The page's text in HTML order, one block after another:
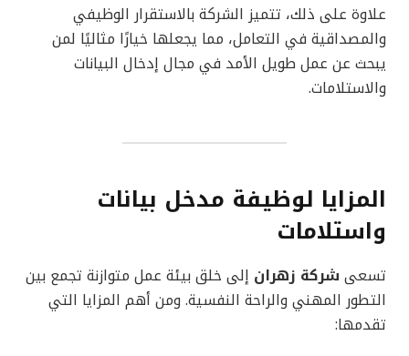
علاوة على ذلك، تتميز الشركة بالاستقرار الوظيفي
والمصداقية في التعامل، مما يجعلها خيارًا مثاليًا لمن
يبحث عن عمل طويل الأمد في مجال إدخال البيانات
والاستلامات.
المزايا لوظيفة مدخل بيانات
واستلامات
تسعى شركة زهران إلى خلق بيئة عمل متوازنة تجمع بين
التطور المهني والراحة النفسية. ومن أهم المزايا التي
تقدمها: